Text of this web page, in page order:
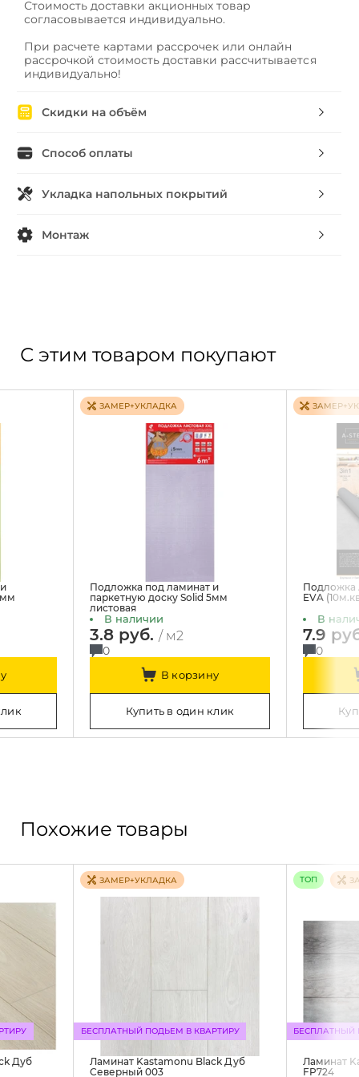
Стоимость доставки акционных товар
согласовывается индивидуально.
При расчете картами рассрочек или онлайн
рассрочкой стоимость доставки рассчитывается
индивидуально!
Скидки на объём
Способ оплаты
Укладка напольных покрытий
Монтаж
С этим товаром покупают
ЗАМЕР+УКЛАДКА
Подложка под ламинат и
паркетную доску Solid 5мм
листовая
В наличии
3.8 руб./ м2
0
В корзину
Купить в один клик
Подложка
EVA
В
7.9
0
Похожие товары
Дуб
ЗАМЕР+УКЛАДКА
БЕСПЛАТНЫЙ ПОДЬЕМ В КВАРТИРУ
Ламинат Kastamonu Black Дуб
Северный 003
ТОП
БЕСПЛАТНЫЙ
Ламинат
FP724